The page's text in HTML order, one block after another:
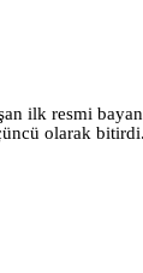
ilk resmi
olarak bitirdi.